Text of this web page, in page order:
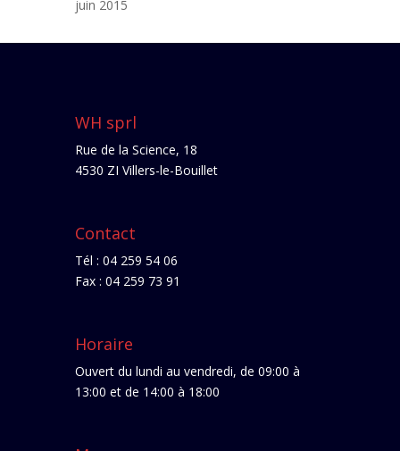
juin 2015
WH sprl
Rue de la Science, 18
4530 ZI Villers-le-Bouillet
Contact
Tél : 04 259 54 06
Fax : 04 259 73 91
Horaire
Ouvert du lundi au vendredi, de 09:00 à
13:00 et de 14:00 à 18:00